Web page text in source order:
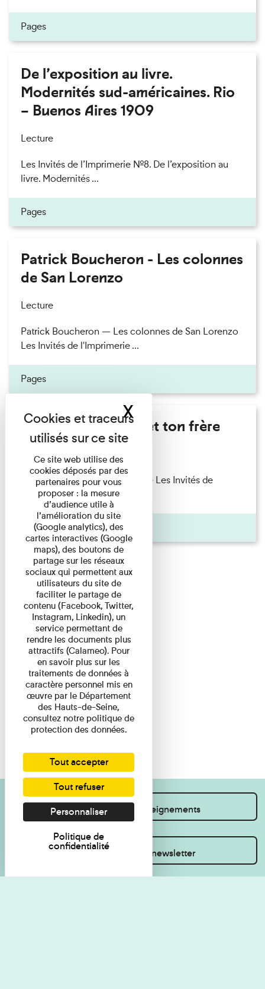
Pages
De l’exposition au livre.
Modernités sud-américaines. Rio
– Buenos Aires 1909
Lecture
Les Invités de l’Imprimerie n°8. De l’exposition au
livre. Modernités ...
Pages
Patrick Boucheron - Les colonnes
de San Lorenzo
Lecture
Patrick Boucheron — Les colonnes de San Lorenzo
Les Invités de l'Imprimerie ...
Pages
Marie Cosnay - Toi et ton frère
Lecture
Marie Cosnay — Toi et ton frère Les Invités de
l'Imprimerie n°10 À ...
Pages
Je souhaite des renseignements
Inscrivez-vous à la newsletter
Ce site web utilise des
cookies déposés par des
partenaires pour vous
proposer : la mesure
d’audience utile à
l’amélioration du site
(Google analytics), des
cartes interactives (Google
maps), des boutons de
partage sur les réseaux
sociaux qui permettent aux
utilisateurs du site de
faciliter le partage de
contenu (Facebook, Twitter,
Instagram, Linkedin), un
service permettant de
rendre les documents plus
attractifs (Calameo). Pour
en savoir plus sur les
traitements de données à
caractère personnel mis en
œuvre par le Département
des Hauts-de-Seine,
consultez notre politique de
protection des données.
Tout accepter
Tout refuser
Personnaliser
Politique de
confidentialité
XMasquer le